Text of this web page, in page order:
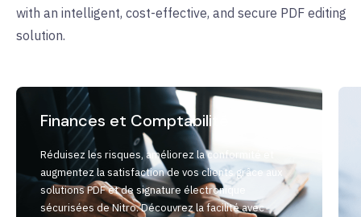
with an intelligent, cost-effective, and secure PDF editing
solution.
Finances et Comptabilité
Réduisez les risques, améliorez la conformité et
augmentez la satisfaction de vos clients grâce aux
solutions PDF et de signature électronique
sécurisées de Nitro. Découvrez la facilité avec